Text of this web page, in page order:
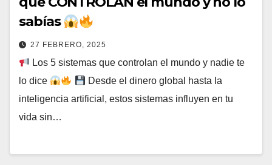
sabías
27 FEBRERO, 2025
Los 5 sistemas que controlan el mundo y nadie te
lo dice
Desde el dinero global hasta la
inteligencia artificial, estos sistemas influyen en tu
vida sin…